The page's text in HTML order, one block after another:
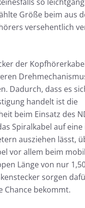
Größe beim aus
versehentlich
der
Dadurch, dass es
handelt ist die
beim Einsatz des
Spiralkabel auf
ausziehen lässt,
vor allem beim
Länge von nur
sorgen
Chance bekommt.